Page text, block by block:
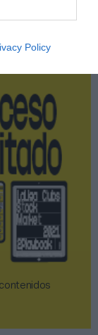
Policy